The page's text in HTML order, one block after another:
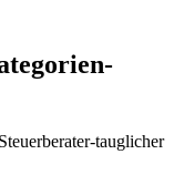
tauglicher